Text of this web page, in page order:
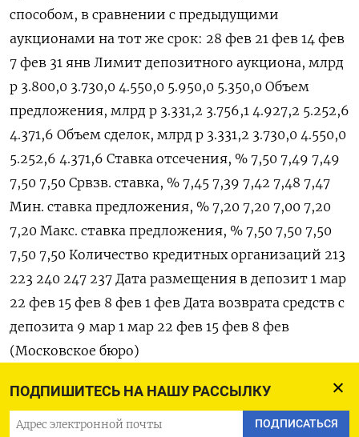
ПОДПИШИТЕСЬ НА НАШУ РАССЫЛКУ
ПОДПИСАТЬСЯ
способом, в сравнении с предыдущими
аукционами на тот же срок: 28 фев 21 фев 14 фев
7 фев 31 янв Лимит депозитного аукциона, млрд
р 3.800,0 3.730,0 4.550,0 5.950,0 5.350,0 Объем
предложения, млрд р 3.331,2 3.756,1 4.927,2 5.252,6
4.371,6 Объем сделок, млрд р 3.331,2 3.730,0 4.550,0
5.252,6 4.371,6 Ставка отсечения, % 7,50 7,49 7,49
7,50 7,50 Срвзв. ставка, % 7,45 7,39 7,42 7,48 7,47
Мин. ставка предложения, % 7,20 7,20 7,00 7,20
7,20 Макс. ставка предложения, % 7,50 7,50 7,50
7,50 7,50 Количество кредитных организаций 213
223 240 247 237 Дата размещения в депозит 1 мар
22 фев 15 фев 8 фев 1 фев Дата возврата средств с
депозита 9 мар 1 мар 22 фев 15 фев 8 фев
(Московское бюро)
ПОДПИСАТЬСЯ НА ТЕЛЕГРАМ